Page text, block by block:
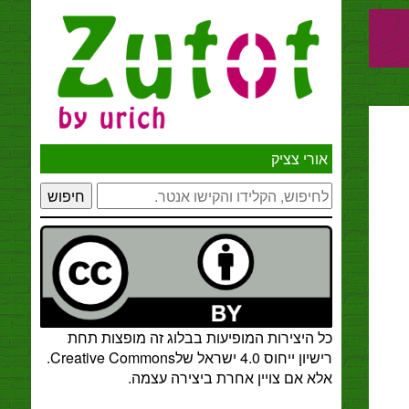
אורי צציק
חיפוש
כל היצירות המופיעות בבלוג זה מופצות תחת
רישיון ייחוס 4.0 ישראל שלCreative Commons
.
אלא אם צויין אחרת ביצירה עצמה.